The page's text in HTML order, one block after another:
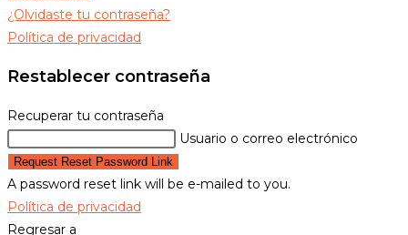
¿Olvidaste tu contraseña?
Política de privacidad
Restablecer contraseña
Recuperar tu contraseña
Usuario o correo electrónico
Request Reset Password Link
A password reset link will be e-mailed to you.
Política de privacidad
Regresar a